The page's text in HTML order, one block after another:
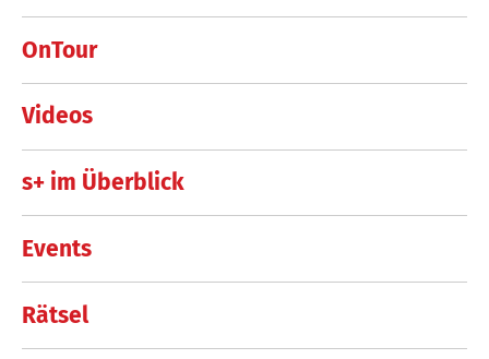
OnTour
Videos
s+ im Überblick
Events
Rätsel